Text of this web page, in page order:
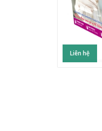
Liên hệ